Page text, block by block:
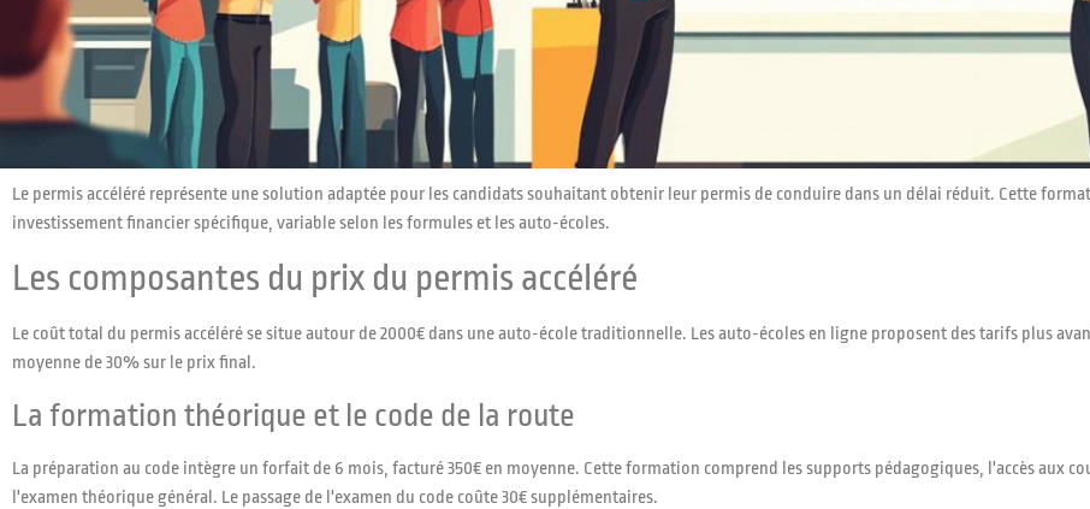
Le permis accéléré représente une solution adaptée pour les candidats souhaitant obtenir leur permis de conduire dans un délai réduit. Cette
investissement financier spécifique, variable selon les formules et les auto-écoles.
Les composantes du prix du permis accéléré
Le coût total du permis accéléré se situe autour de 2000€ dans une auto-école traditionnelle. Les auto-écoles en ligne proposent des tarifs plus
moyenne de 30% sur le prix final.
La formation théorique et le code de la route
La préparation au code intègre un forfait de 6 mois, facturé 350€ en moyenne. Cette formation comprend les supports pédagogiques, l'accès aux
l'examen théorique général. Le passage de l'examen du code coûte 30€ supplémentaires.